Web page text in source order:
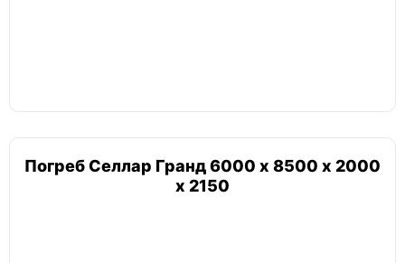
Погреб Селлар Гранд 6000 х 8500 х 2000
х 2150